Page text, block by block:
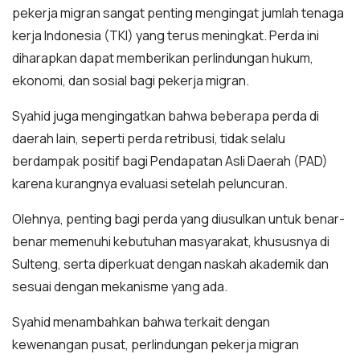
pekerja migran sangat penting mengingat jumlah tenaga
kerja Indonesia (TKI) yang terus meningkat. Perda ini
diharapkan dapat memberikan perlindungan hukum,
ekonomi, dan sosial bagi pekerja migran.
Syahid juga mengingatkan bahwa beberapa perda di
daerah lain, seperti perda retribusi, tidak selalu
berdampak positif bagi Pendapatan Asli Daerah (PAD)
karena kurangnya evaluasi setelah peluncuran.
Olehnya, penting bagi perda yang diusulkan untuk benar-
benar memenuhi kebutuhan masyarakat, khususnya di
Sulteng, serta diperkuat dengan naskah akademik dan
sesuai dengan mekanisme yang ada.
Syahid menambahkan bahwa terkait dengan
kewenangan pusat, perlindungan pekerja migran